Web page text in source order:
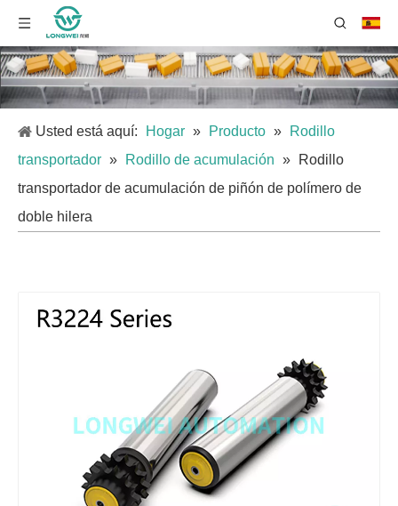
Usted está aquí: Hogar » Producto »
Rodillo
transportador » Rodillo de acumulación »
Rodillo
transportador de acumulación de piñón de polímero de
doble hilera